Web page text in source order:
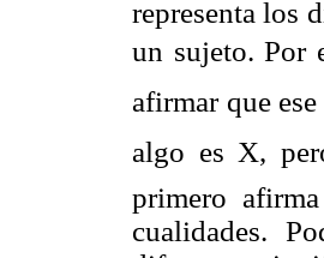
representa los
un sujeto. Por
afirmar que
algo es X,
primero
cualidades.